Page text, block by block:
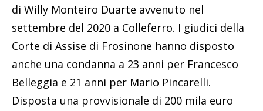
di Willy Monteiro Duarte avvenuto nel
settembre del 2020 a Colleferro. I giudici della
Corte di Assise di Frosinone hanno disposto
anche una condanna a 23 anni per Francesco
Belleggia e 21 anni per Mario Pincarelli.
Disposta una provvisionale di 200 mila euro